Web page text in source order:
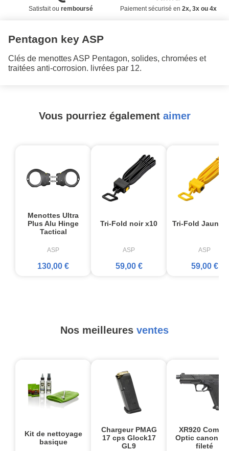
Satisfait ou remboursé Paiement sécurisé en 2x, 3x ou 4x
Pentagon key ASP
Clés de menottes ASP Pentagon, solides, chromées et
traitées anti-corrosion. livrées par 12.
Vous pourriez également aimer
Menottes Ultra
Plus Alu Hinge
Tactical
ASP
130,00 €
Tri-Fold noir x10
ASP
59,00 €
Tri-Fold Jaune
ASP
59,00 €
Nos meilleures ventes
Kit de nettoyage
basique
Chargeur PMAG
17 cps Glock17
GL9
XR920
Optic canon
fileté